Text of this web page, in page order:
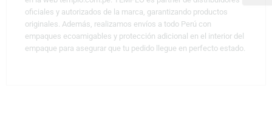
oficiales y autorizados de la marca, garantizando productos
originales. Además, realizamos envíos a todo Perú con
empaques ecoamigables y protección adicional en el interior del
empaque para asegurar que tu pedido llegue en perfecto estado.